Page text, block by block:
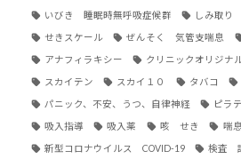
いびき 睡眠時無呼吸症候群 しみ取り
せきスケール ぜんそく 気管支喘息
アナフィラキシー クリニックオリジナ
スカイテン スカイ１０ タバコ
パニック、不安、うつ、自律神経 ピラ
吸入指導 吸入薬 咳 せき 喘息
新型コロナウイルス COVID-19 検査